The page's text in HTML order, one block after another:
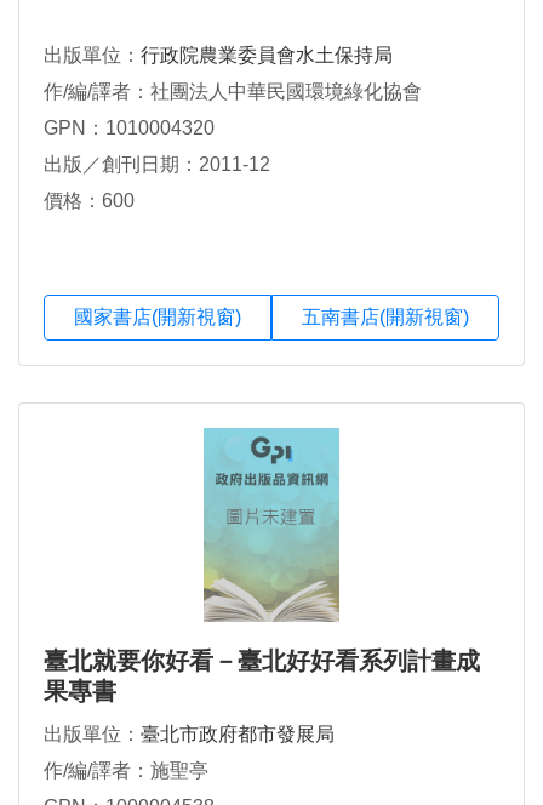
出版單位： 行政院農業委員會水土保持局
作/編/譯者：社團法人中華民國環境綠化協會
GPN：1010004320
出版／創刊日期：2011-12
價格：600
國家書店(開新視窗) 五南書店(開新視窗)
臺北就要你好看－臺北好好看系列計畫成
果專書
出版單位： 臺北市政府都市發展局
作/編/譯者：施聖亭